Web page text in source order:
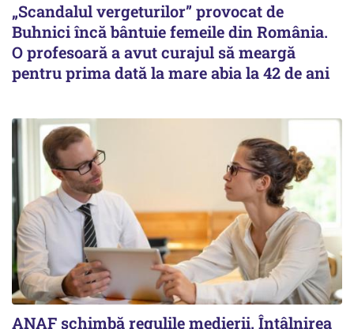
„Scandalul vergeturilor” provocat de
Buhnici încă bântuie femeile din România.
O profesoară a avut curajul să meargă
pentru prima dată la mare abia la 42 de ani
ANAF schimbă regulile medierii. Întâlnirea